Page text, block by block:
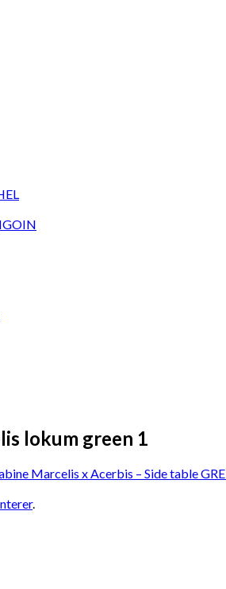
lokum green 1
Marcelis x Acerbis – Side table
.